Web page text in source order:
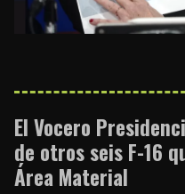
El Vocero
de otros seis F-16
Área Material